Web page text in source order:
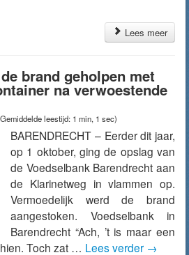
Lees meer
brand geholpen met
na verwoestende
leestijd: 1 min, 1 sec)
BARENDRECHT – Eerder dit jaar,
op 1 oktober, ging de opslag van
de Voedselbank Barendrecht aan
de Klarinetweg in vlammen op.
Vermoedelijk werd de brand
aangestoken. Voedselbank in
Barendrecht “Ach, ’t is maar een
Toch zat … Lees verder →